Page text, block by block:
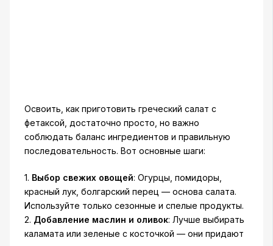
Освоить, как приготовить греческий салат с
фетаксой, достаточно просто, но важно
соблюдать баланс ингредиентов и правильную
последовательность. Вот основные шаги:
1. Выбор свежих овощей: Огурцы, помидоры,
красный лук, болгарский перец — основа салата.
Используйте только сезонные и спелые продукты.
2. Добавление маслин и оливок: Лучше выбирать
каламата или зеленые с косточкой — они придают